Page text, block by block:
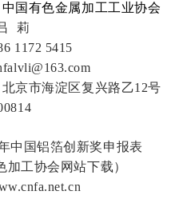
国有色金属加工工业协会
莉
1172 5415
京市海淀区复兴路乙12号
中国铝箔创新奖申报表
协会网站下载）